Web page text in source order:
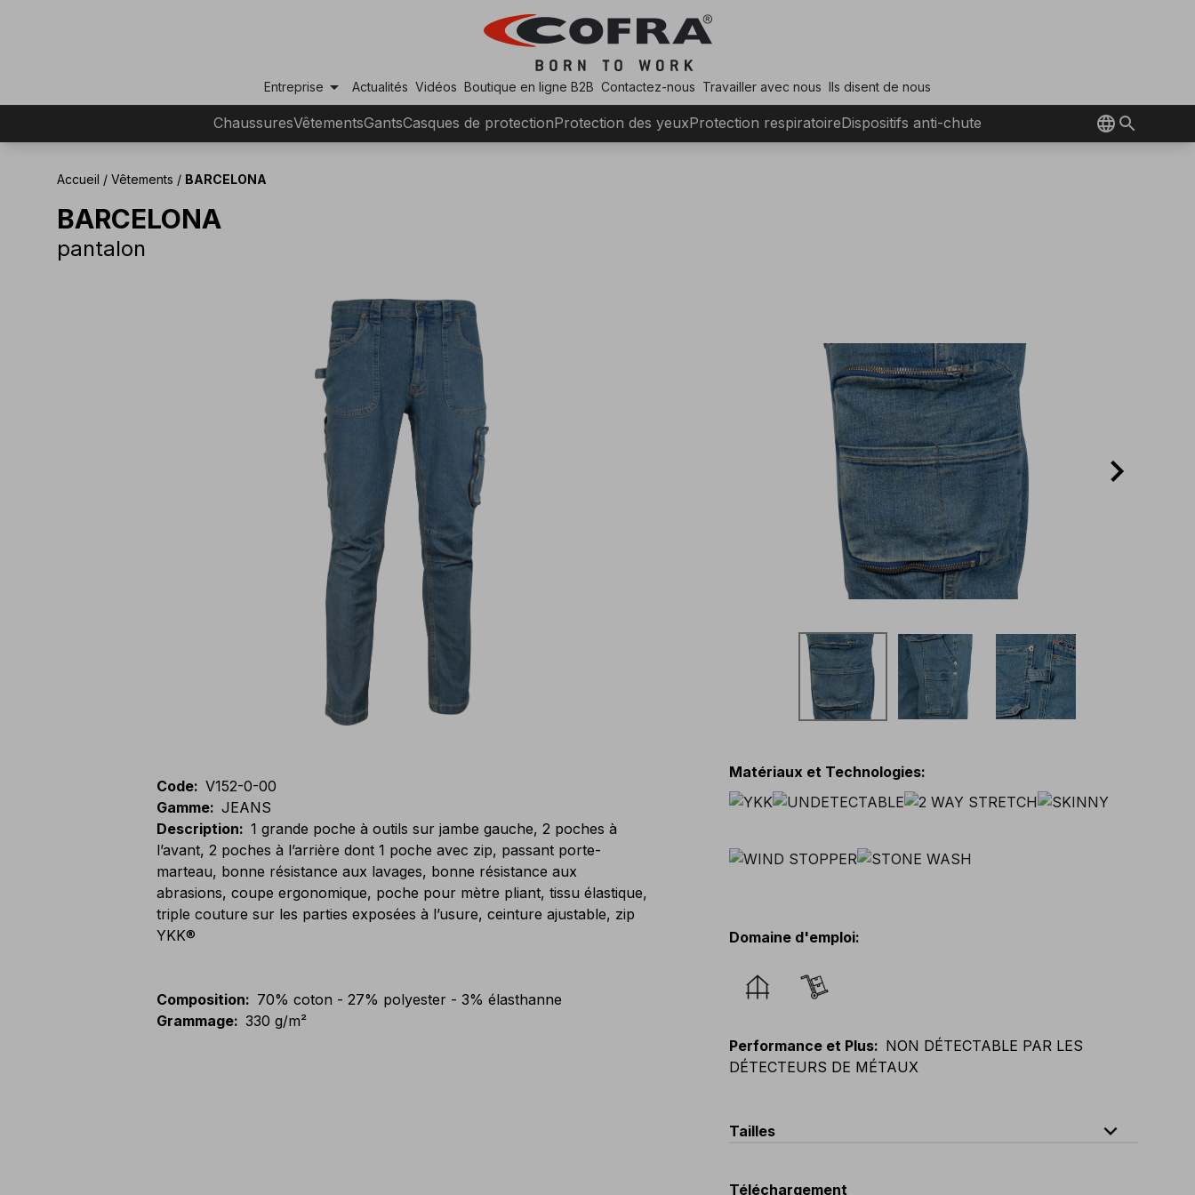
Entreprise arrow_drop_down Actualités Vidéos Boutique en ligne B2B Contactez-nous Travailler avec nous Ils disent de nous
ChaussuresVêtementsGantsCasques de protectionProtection des yeuxProtection respiratoireDispositifs anti-chute
Accueil / Vêtements / BARCELONA
BARCELONA
pantalon
Code: V152-0-00
Gamme: JEANS
Description: 1 grande poche à outils sur jambe gauche, 2 poches à
l’avant, 2 poches à l’arrière dont 1 poche avec zip, passant porte-
marteau, bonne résistance aux lavages, bonne résistance aux
abrasions, coupe ergonomique, poche pour mètre pliant, tissu élastique,
triple couture sur les parties exposées à l’usure, ceinture ajustable, zip
YKK®
Composition: 70% coton - 27% polyester - 3% élasthanne
Grammage: 330 g/m²
Matériaux et Technologies:
Domaine d'emploi:
Performance et Plus: NON DÉTECTABLE PAR LES
DÉTECTEURS DE MÉTAUX
Tailles expand_less
Téléchargement